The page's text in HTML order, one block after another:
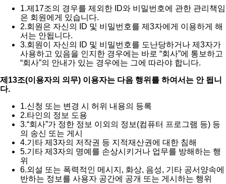
1.제17조의 경우를 제외한 ID와 비밀번호에 관한 관리책임
은 회원에게 있습니다.
2.회원은 자신의 ID 및 비밀번호를 제3자에게 이용하게 해
서는 안됩니다.
3.회원이 자신의 ID 및 비밀번호를 도난당하거나 제3자가
사용하고 있음을 인지한 경우에는 바로 “회사”에 통보하고
“회사”의 안내가 있는 경우에는 그에 따라야 합니다.
제13조(이용자의 의무) 이용자는 다음 행위를 하여서는 안 됩니
다.
1.신청 또는 변경 시 허위 내용의 등록
2.타인의 정보 도용
3.“회사”가 정한 정보 이외의 정보(컴퓨터 프로그램 등) 등
의 송신 또는 게시
4.기타 제3자의 저작권 등 지적재산권에 대한 침해
5.기타 제3자의 명예를 손상시키거나 업무를 방해하는 행
위
6.외설 또는 폭력적인 메시지, 화상, 음성, 기타 공서양속에
반하는 정보를 사용자 공간에 공개 또는 게시하는 행위